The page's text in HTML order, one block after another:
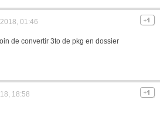
01:46
de convertir 3to de pkg en dossier
18:58